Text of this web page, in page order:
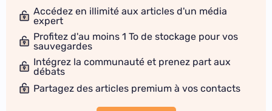
Accédez en illimité aux articles d'un média
expert
Profitez d'au moins 1 To de stockage pour vos
sauvegardes
Intégrez la communauté et prenez part aux
débats
Partagez des articles premium à vos contacts